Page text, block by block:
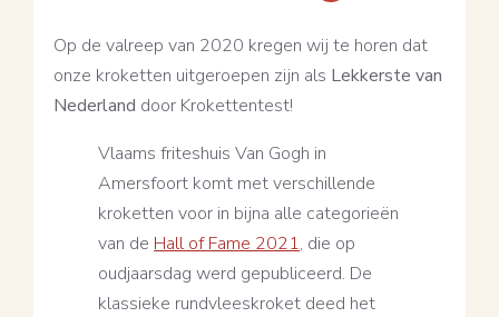
Op de valreep van 2020 kregen wij te horen dat
onze kroketten uitgeroepen zijn als Lekkerste van
Nederland door Krokettentest!
Vlaams friteshuis Van Gogh in
Amersfoort komt met verschillende
kroketten voor in bijna alle categorieën
van de Hall of Fame 2021, die op
oudjaarsdag werd gepubliceerd. De
klassieke rundvleeskroket deed het